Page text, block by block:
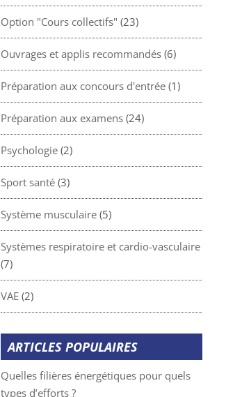
Option "Cours collectifs" (23)
Ouvrages et applis recommandés(6)
Préparation aux concours d'entrée(1)
Préparation aux examens(24)
Psychologie(2)
Sport santé(3)
Système musculaire(5)
Systèmes respiratoire et cardio-vasculaire
(7)
VAE(2)
ARTICLES POPULAIRES
Quelles filières énergétiques pour quels
types d’efforts ?